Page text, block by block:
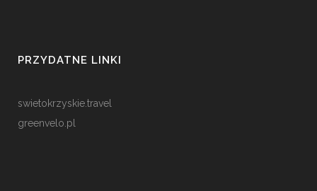
PRZYDATNE LINKI
swietokrzyskie.travel
greenvelo.pl